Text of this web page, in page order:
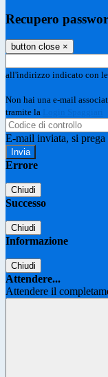
Recupero
button close ×
all'indirizzo indicato con
Non hai una e-mail
tramite la
Login Spaggiari
E-mail inviata, si
Errore
Chiudi
Successo
Chiudi
Informazione
Chiudi
Attendere...
Attendere il